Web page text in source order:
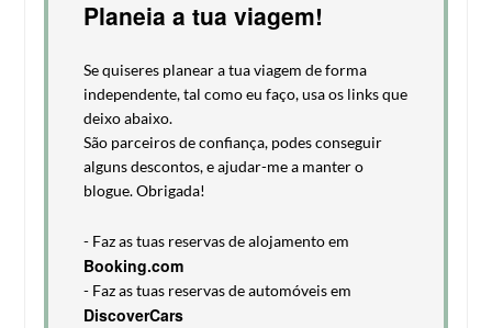
Planeia a tua viagem!
Se quiseres planear a tua viagem de forma
independente, tal como eu faço, usa os links que
deixo abaixo.
São parceiros de confiança, podes conseguir
alguns descontos, e ajudar-me a manter o
blogue. Obrigada!
- Faz as tuas reservas de alojamento em
Booking.com
- Faz as tuas reservas de automóveis em
DiscoverCars